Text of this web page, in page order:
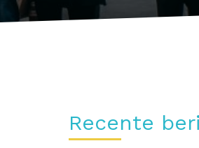
Recente